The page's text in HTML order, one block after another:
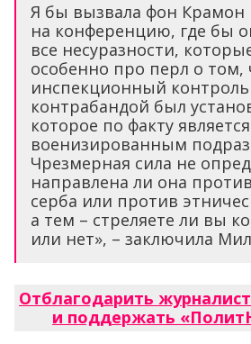
Я бы вызвала фон Крамон
на конференцию, где бы
все несуразности,
особенно про перл о том,
инспекционный
контрабандой был
которое по факту является
военизированным
Чрезмерная сила не
направлена ли она
серба или против
а тем – стреляете ли вы
или нет», – заключила
Отблагодарить
и поддержать